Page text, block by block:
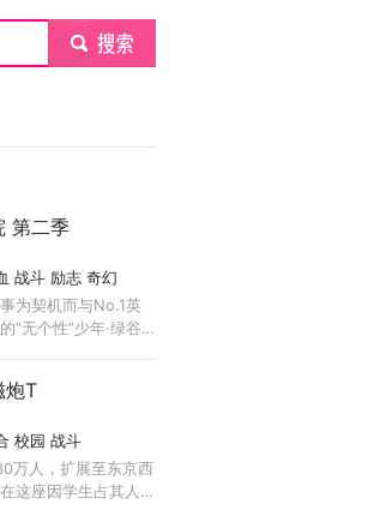
submit
第二季
战斗 励志 奇幻
为契机而与No.1英
“无个性”少年·绿谷
ALL。 ...
炮T
校园 战斗
万人，扩展至东京西
这座因学生占其人